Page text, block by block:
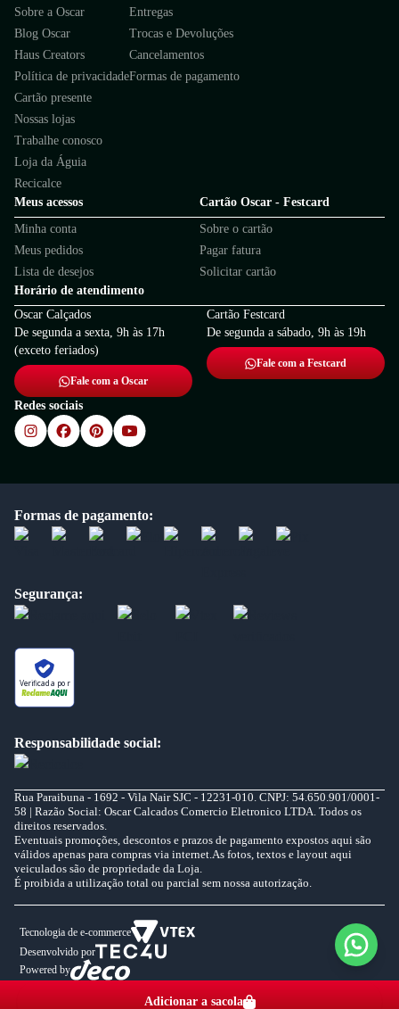
Adicionar a sacola
Sobre a Oscar
Blog Oscar
Haus Creators
Política de privacidade
Cartão presente
Nossas lojas
Trabalhe conosco
Loja da Águia
Recicalce
Entregas
Trocas e Devoluções
Cancelamentos
Formas de pagamento
Meus acessos
Minha conta
Meus pedidos
Lista de desejos
Cartão Oscar - Festcard
Sobre o cartão
Pagar fatura
Solicitar cartão
Horário de atendimento
Oscar Calçados
De segunda a sexta, 9h às 17h
(exceto feriados)
Fale com a Oscar
Cartão Festcard
De segunda a sábado, 9h às 19h
Fale com a Festcard
Redes sociais
Formas de pagamento:
Segurança:
Verificada por
Responsabilidade social:
Rua Paraibuna - 1692 - Vila Nair SJC - 12231-010. CNPJ: 54.650.901/0001-
58 | Razão Social: Oscar Calcados Comercio Eletronico LTDA. Todos os
direitos reservados.
Eventuais promoções, descontos e prazos de pagamento expostos aqui são
válidos apenas para compras via internet.As fotos, textos e layout aqui
veiculados são de propriedade da Loja.
É proibida a utilização total ou parcial sem nossa autorização.
Tecnologia de e-commerce
Desenvolvido por
Powered by